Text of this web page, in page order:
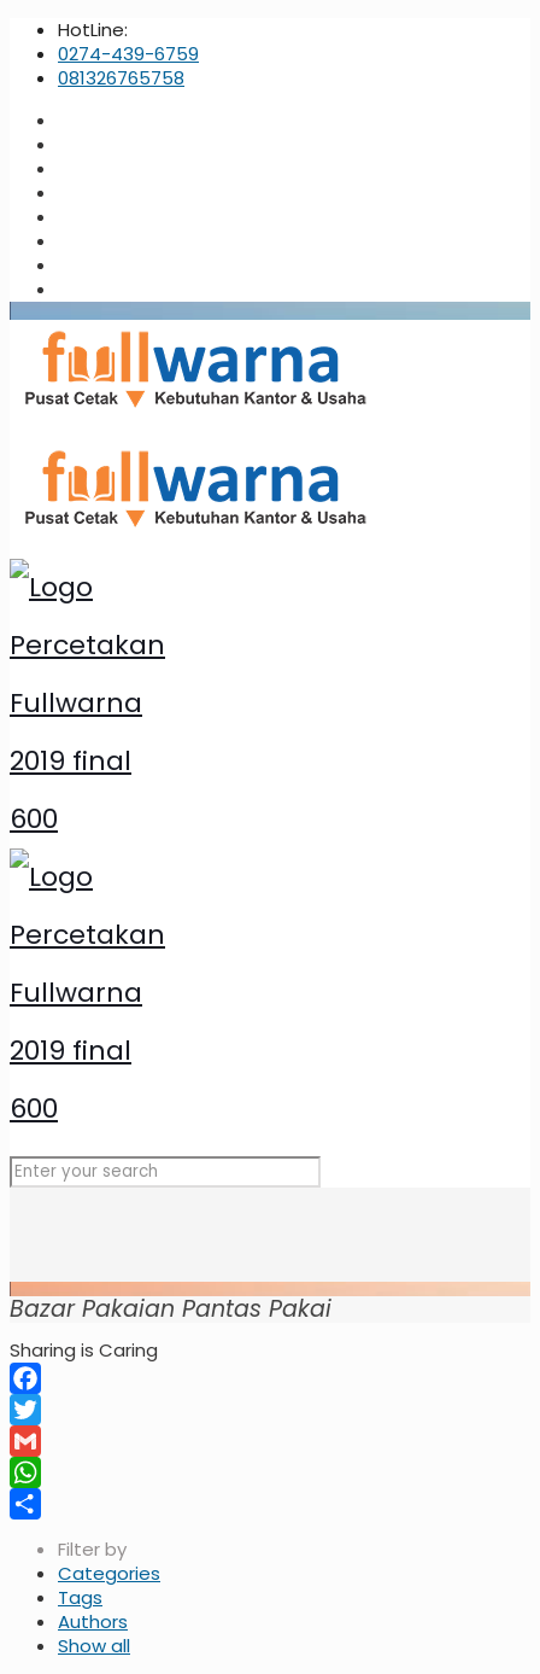
HotLine:
0274-439-6759
081326765758
Bazar Pakaian Pantas Pakai
Sharing is Caring
Facebook
Twitter
Gmail
WhatsApp
Filter by
Categories
Tags
Authors
Show all